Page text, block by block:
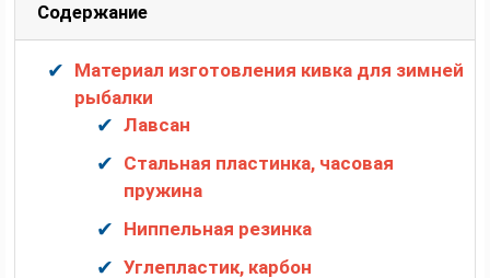
Содержание
Материал изготовления кивка для зимней
рыбалки
Лавсан
Стальная пластинка, часовая
пружина
Ниппельная резинка
Углепластик, карбон